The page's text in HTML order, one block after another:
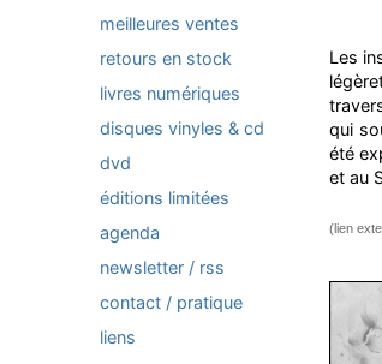
meilleures ventes
retours en stock
livres numériques
disques vinyles & cd
dvd
éditions limitées
agenda
newsletter / rss
contact / pratique
liens
Les
qui
été
et au
(lien